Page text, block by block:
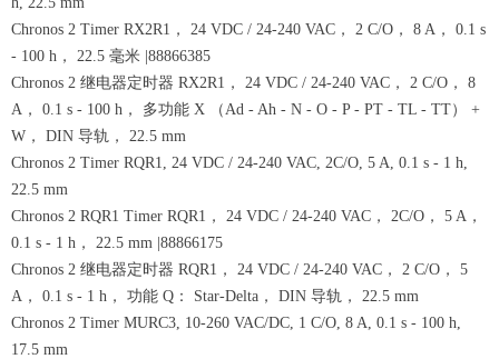
Chronos 2 Timer RX2R1， 24 VDC / 24-240 VAC， 2 C/O， 8 A， 0.1 s
- 100 h， 22.5 毫米 |88866385
Chronos 2 继电器定时器 RX2R1， 24 VDC / 24-240 VAC， 2 C/O， 8
A， 0.1 s - 100 h， 多功能 X （Ad - Ah - N - O - P - PT - TL - TT） +
W， DIN 导轨， 22.5 mm
Chronos 2 Timer RQR1, 24 VDC / 24-240 VAC, 2C/O, 5 A, 0.1 s - 1 h,
22.5 mm
Chronos 2 RQR1 Timer RQR1， 24 VDC / 24-240 VAC， 2C/O， 5 A，
0.1 s - 1 h， 22.5 mm |88866175
Chronos 2 继电器定时器 RQR1， 24 VDC / 24-240 VAC， 2 C/O， 5
A， 0.1 s - 1 h， 功能 Q： Star-Delta， DIN 导轨， 22.5 mm
Chronos 2 Timer MURC3, 10-260 VAC/DC, 1 C/O, 8 A, 0.1 s - 100 h,
17.5 mm